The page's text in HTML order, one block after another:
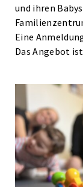
und ihren
Eine
Das Angebot